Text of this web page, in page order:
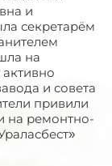
и
секретарём
на
и совета
привили
на ремонтно-